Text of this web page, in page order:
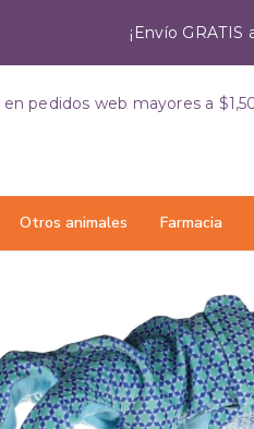
¡Envío
Otros animales Farmacia
en pedidos web mayores a